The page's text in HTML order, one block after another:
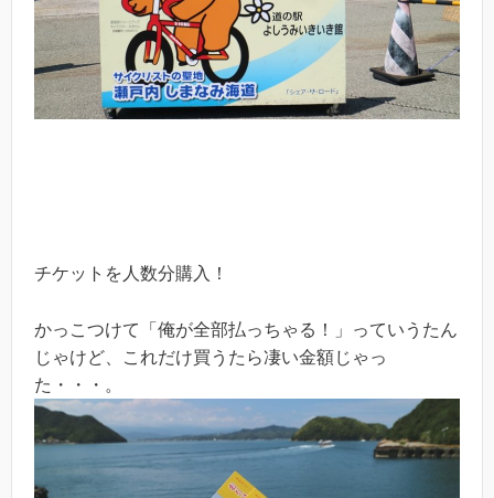
チケットを人数分購入！
かっこつけて「俺が全部払っちゃる！」っていうたん
じゃけど、これだけ買うたら凄い金額じゃっ
た・・・。